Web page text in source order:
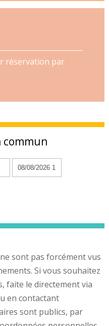
réservation par
sont pas forcément vus
Si vous souhaitez
faite le directement via
en contactant
sont publics, par